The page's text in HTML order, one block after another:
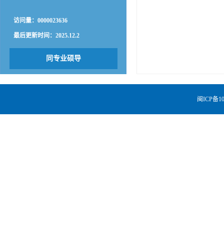
访问量： 0000023636
最后更新时间： 2025.12.2
同专业硕导
闽ICP备